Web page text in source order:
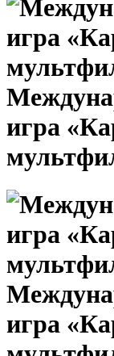
игра
игра